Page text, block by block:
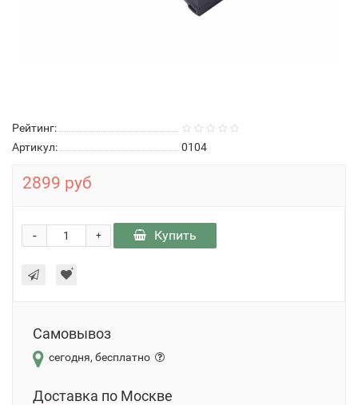
Рейтинг:
Артикул:
0104
2899 руб
+
- Купить
Самовывоз
сегодня, бесплатно
Доставка по Москве